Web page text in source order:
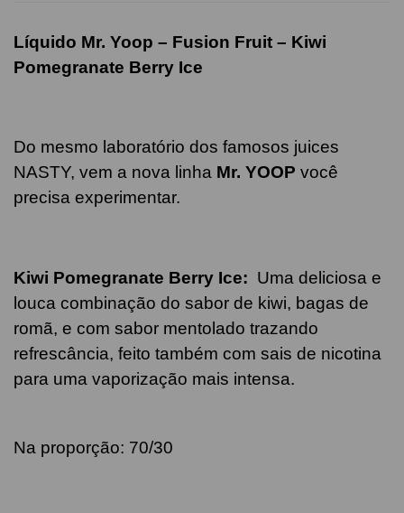
Líquido Mr. Yoop – Fusion Fruit – Kiwi
Pomegranate Berry Ice
Do mesmo laboratório dos famosos juices
NASTY, vem a nova linha Mr. YOOP você
precisa experimentar.
Kiwi Pomegranate Berry Ice: Uma deliciosa e
louca combinação do sabor de kiwi, bagas de
romã, e com sabor mentolado trazando
refrescância, feito também com sais de nicotina
para uma vaporização mais intensa.
Na proporção: 70/30